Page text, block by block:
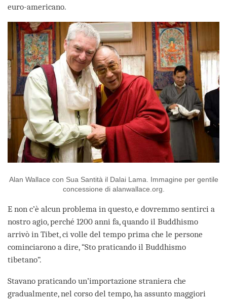
euro-americano.
Alan Wallace con Sua Santità il Dalai Lama. Immagine per gentile
concessione di alanwallace.org.
E non c’è alcun problema in questo, e dovremmo sentirci a
nostro agio, perché 1200 anni fa, quando il Buddhismo
arrivò in Tibet, ci volle del tempo prima che le persone
cominciarono a dire, “Sto praticando il Buddhismo
tibetano”.
Stavano praticando un’importazione straniera che
gradualmente, nel corso del tempo, ha assunto maggiori